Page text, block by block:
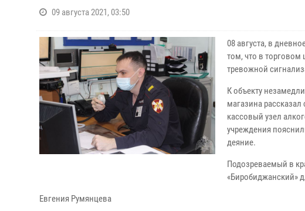
09 августа 2021, 03:50
08 августа, в
том, что в торговом
тревожной
К объекту
магазина
кассовый узел
учреждения
деяние.
Подозреваемый в
«Биробиджанский»
Евгения Румянцева